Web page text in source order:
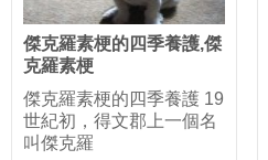
傑克羅素梗的四季養護,傑
克羅素梗
傑克羅素梗的四季養護 19
世紀初，得文郡上一個名
叫傑克羅